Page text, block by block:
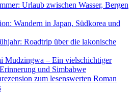
Urlaub zwischen Wasser, Bergen
Wandern in Japan, Südkorea und
Roadtrip über die lakonische
Mudzingwa – Ein vielschichtiger
und Simbabwe
zum lesenswerten Roman